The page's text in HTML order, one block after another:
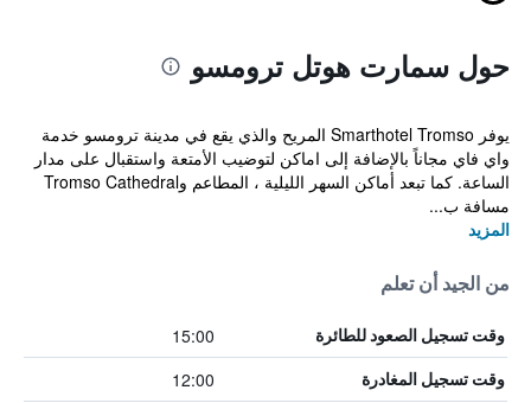
حول سمارت هوتل ترومسو
يوفر Smarthotel Tromso المريح والذي يقع في مدينة ترومسو خدمة
واي فاي مجاناً بالإضافة إلى اماكن لتوضيب الأمتعة واستقبال على مدار
الساعة. كما تبعد أماكن السهر الليلية ، المطاعم وTromso Cathedral
مسافة ب...
المزيد
من الجيد أن تعلم
وقت تسجيل الصعود للطائرة 15:00
وقت تسجيل المغادرة 12:00